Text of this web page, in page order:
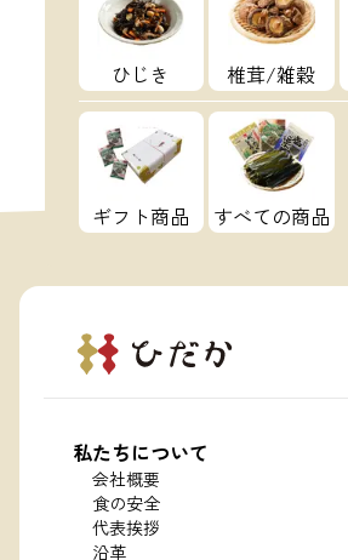
ひじき 椎茸/雑穀
ギフト商品 すべての商品
私たちについて
会社概要
食の安全
代表挨拶
沿革